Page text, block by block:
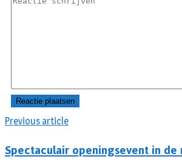
Previous article
Spectaculair openingsevent in de